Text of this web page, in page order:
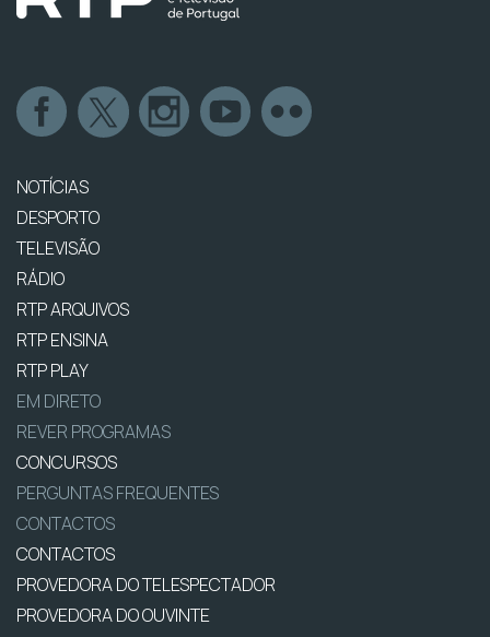
NOTÍCIAS
DESPORTO
TELEVISÃO
RÁDIO
RTP ARQUIVOS
RTP ENSINA
RTP PLAY
EM DIRETO
REVER PROGRAMAS
CONCURSOS
PERGUNTAS FREQUENTES
CONTACTOS
CONTACTOS
PROVEDORA DO TELESPECTADOR
PROVEDORA DO OUVINTE